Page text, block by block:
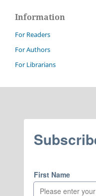
Information
For Readers
For Authors
For Librarians